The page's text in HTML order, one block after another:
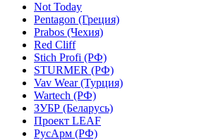
Not Today
Pentagon (Греция)
Prabos (Чехия)
Red Cliff
Stich Profi (РФ)
STURMER (РФ)
Vav Wear (Турция)
Wartech (РФ)
ЗУБР (Беларусь)
Проект LEAF
РусАрм (РФ)